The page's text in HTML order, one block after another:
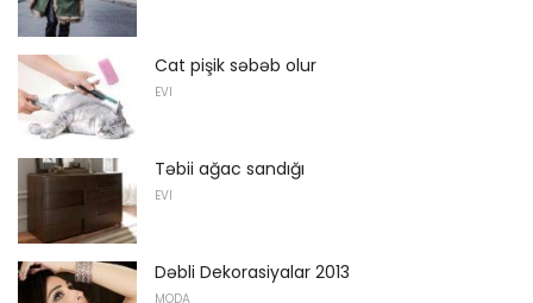
Cat pişik səbəb olur
EVI
Təbii ağac sandığı
EVI
Dəbli Dekorasiyalar 2013
MODA